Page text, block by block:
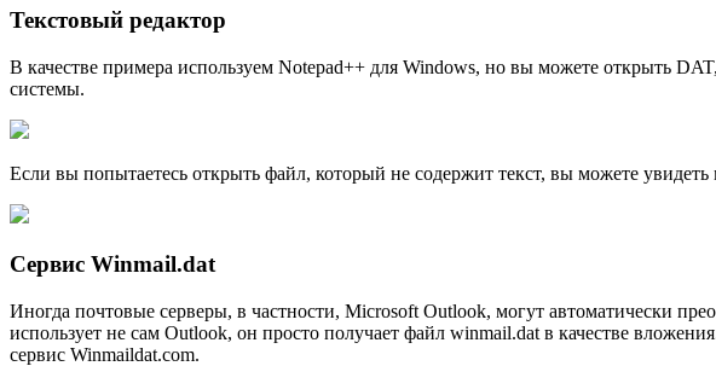
Текстовый редактор
В качестве примера используем Notepad++ для Windows, но вы можете открыть
системы.
Если вы попытаетесь открыть файл, который не содержит текст, вы можете
Сервис Winmail.dat
Иногда почтовые серверы, в частности, Microsoft Outlook, могут автоматически
использует не сам Outlook, он просто получает файл winmail.dat в качестве
сервис Winmaildat.com.